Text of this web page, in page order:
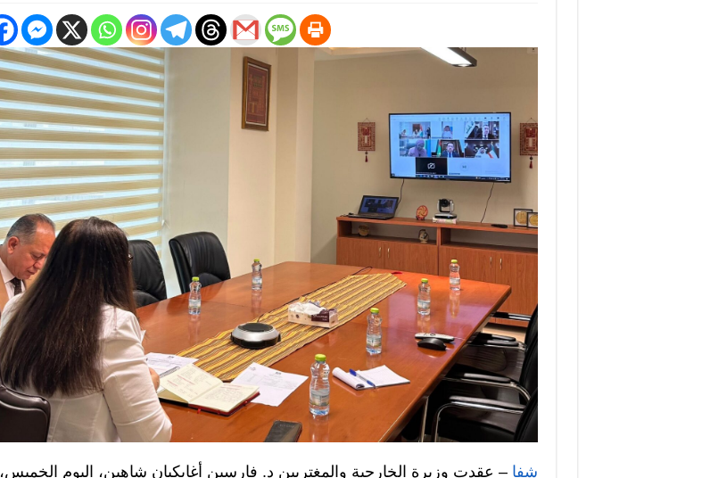
شفا – عقدت وزيرة الخارجية والمغتربين د. فارسين أغابكيان شاهين، اليوم الخميس،